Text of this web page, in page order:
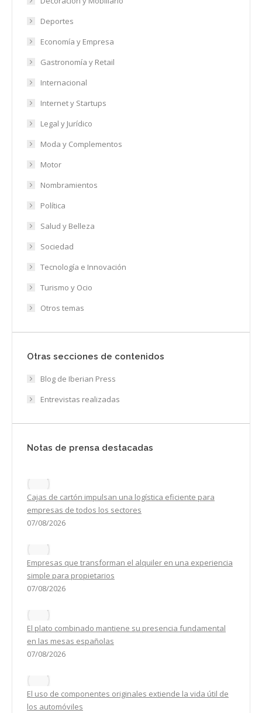
Deportes
Economía y Empresa
Gastronomía y Retail
Internacional
Internet y Startups
Legal y Jurídico
Moda y Complementos
Motor
Nombramientos
Política
Salud y Belleza
Sociedad
Tecnología e Innovación
Turismo y Ocio
Otros temas
Otras secciones de contenidos
Blog de Iberian Press
Entrevistas realizadas
Notas de prensa destacadas
Cajas de cartón impulsan una logística eficiente para
empresas de todos los sectores
07/08/2026
Empresas que transforman el alquiler en una experiencia
simple para propietarios
07/08/2026
El plato combinado mantiene su presencia fundamental
en las mesas españolas
07/08/2026
El uso de componentes originales extiende la vida útil de
los automóviles